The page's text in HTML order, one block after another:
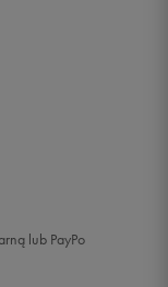
lub PayPo